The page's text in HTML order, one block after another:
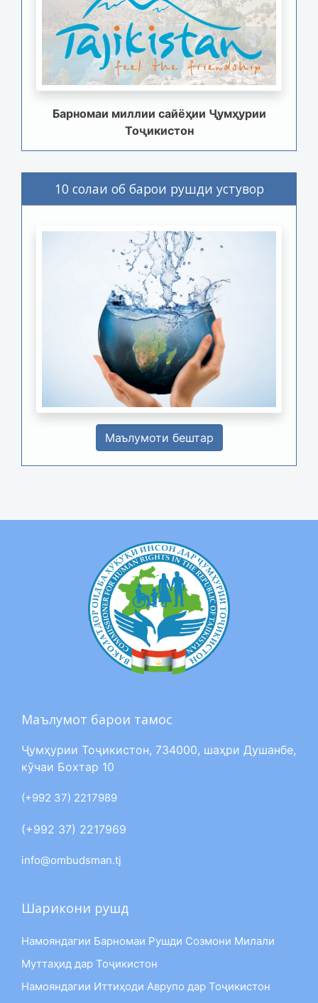
Барномаи миллии сайёҳии Ҷумҳурии
Тоҷикистон
10 солаи об барои рушди устувор
Маълумоти бештар
Маълумот барои тамос
Ҷумҳурии Тоҷикистон, 734000, шаҳри Душанбе,
кӯчаи Бохтар 10
(+992 37) 2217989
(+992 37) 2217969
info@ombudsman.tj
Шарикони рушд
Намояндагии Барномаи Рушди Созмони Милали
Муттаҳид дар Тоҷикистон
Намояндагии Иттиҳоди Аврупо дар Тоҷикистон